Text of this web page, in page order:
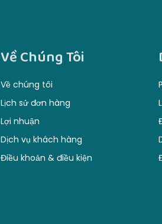
Về Chúng Tôi
Về chúng tôi
Lịch sử đơn hàng
Lợi nhuận
Dịch vụ khách hàng
Điều khoản & điều kiện